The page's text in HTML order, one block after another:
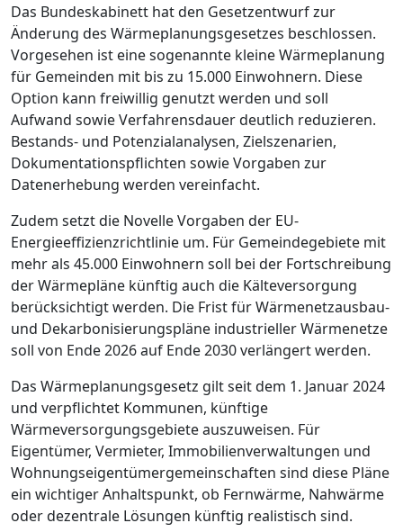
Das Bundeskabinett hat den Gesetzentwurf zur
Änderung des Wärmeplanungsgesetzes beschlossen.
Vorgesehen ist eine sogenannte kleine Wärmeplanung
für Gemeinden mit bis zu 15.000 Einwohnern. Diese
Option kann freiwillig genutzt werden und soll
Aufwand sowie Verfahrensdauer deutlich reduzieren.
Bestands- und Potenzialanalysen, Zielszenarien,
Dokumentationspflichten sowie Vorgaben zur
Datenerhebung werden vereinfacht.
Zudem setzt die Novelle Vorgaben der EU-
Energieeffizienzrichtlinie um. Für Gemeindegebiete mit
mehr als 45.000 Einwohnern soll bei der Fortschreibung
der Wärmepläne künftig auch die Kälteversorgung
berücksichtigt werden. Die Frist für Wärmenetzausbau-
und Dekarbonisierungspläne industrieller Wärmenetze
soll von Ende 2026 auf Ende 2030 verlängert werden.
Das Wärmeplanungsgesetz gilt seit dem 1. Januar 2024
und verpflichtet Kommunen, künftige
Wärmeversorgungsgebiete auszuweisen. Für
Eigentümer, Vermieter, Immobilienverwaltungen und
Wohnungseigentümergemeinschaften sind diese Pläne
ein wichtiger Anhaltspunkt, ob Fernwärme, Nahwärme
oder dezentrale Lösungen künftig realistisch sind.